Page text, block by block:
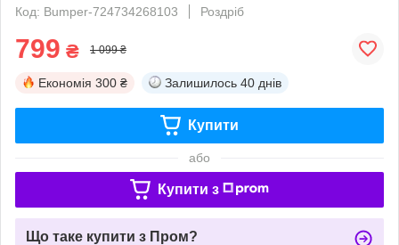
Код: Bumper-724734268103
Роздріб
799 ₴ 1 099 ₴
Економія 300 ₴ Залишилось 40 днів
Купити
або
Купити з
Що таке купити з Пром?